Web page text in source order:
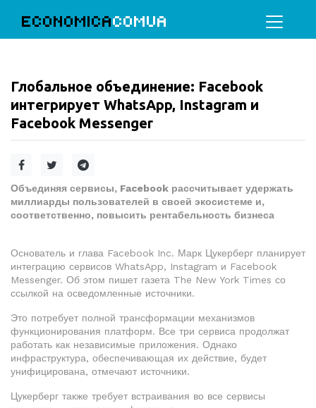
ECONOMICACOMUA
Глобальное объединение: Facebook
интегрирует WhatsApp, Instagram и
Facebook Messenger
Объединяя сервисы, Facebook рассчитывает удержать
миллиарды пользователей в своей экосистеме и,
соответственно, повысить рентабельность бизнеса
Основатель и глава Facebook Inc. Марк Цукерберг планирует
интеграцию сервисов WhatsApp, Instagram и Facebook
Messenger. Об этом пишет газета The New York Times со
ссылкой на осведомленные источники.
Это потребует полной трансформации механизмов
функционирования платформ. Все три сервиса продолжат
работать как независимые приложения. Однако
инфраструктура, обеспечивающая их действие, будет
унифицирована, отмечают источники.
Цукерберг также требует встраивания во все сервисы